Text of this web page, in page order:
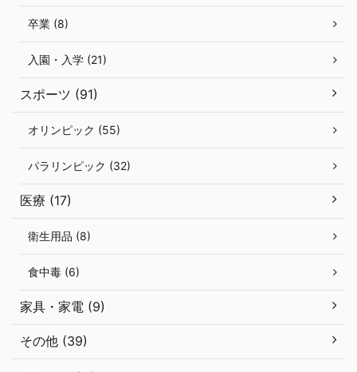
卒業 (8)
入園・入学 (21)
スポーツ (91)
オリンピック (55)
パラリンピック (32)
医療 (17)
衛生用品 (8)
食中毒 (6)
家具・家電 (9)
その他 (39)